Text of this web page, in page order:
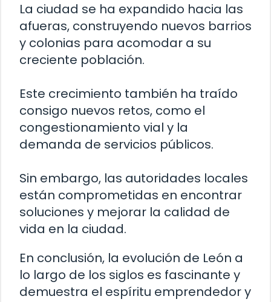
La ciudad se ha expandido hacia las
afueras, construyendo nuevos barrios
y colonias para acomodar a su
creciente población.
Este crecimiento también ha traído
consigo nuevos retos, como el
congestionamiento vial y la
demanda de servicios públicos.
Sin embargo, las autoridades locales
están comprometidas en encontrar
soluciones y mejorar la calidad de
vida en la ciudad.
En conclusión, la evolución de León a
lo largo de los siglos es fascinante y
demuestra el espíritu emprendedor y